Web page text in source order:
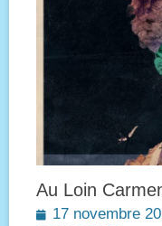
Au Loin
Posted
17 novembre